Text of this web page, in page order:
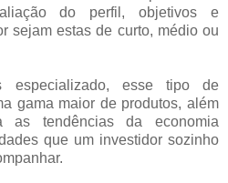
do perfil, objetivos e
sejam estas de curto, médio ou
especializado, esse tipo de
gama maior de produtos, além
as tendências da economia
que um investidor sozinho